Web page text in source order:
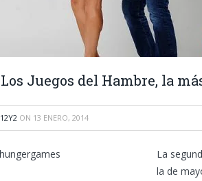
Los Juegos del Hambre, la
12Y2 ON 13 ENERO, 2014
La
la de